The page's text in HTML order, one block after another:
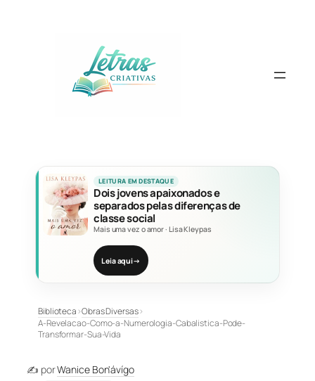
LEITURA EM DESTAQUE
Dois jovens apaixonados e
separados pelas diferenças de
classe social
Mais uma vez o amor· Lisa Kleypas
Leia aqui→
Biblioteca›Obras Diversas›
A-Revelacao-Como-a-Numerologia-Cabalistica-Pode-
Transformar-Sua-Vida
✍️ porWanice Bon'ávígo